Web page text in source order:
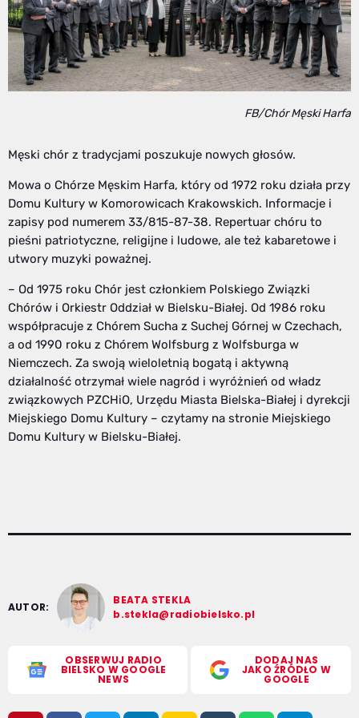
FB/Chór Męski Harfa
Męski chór z tradycjami poszukuje nowych głosów.
Mowa o Chórze Męskim Harfa, który od 1972 roku działa przy
Domu Kultury w Komorowicach Krakowskich. Informacje i
zapisy pod numerem 33/815-87-38. Repertuar chóru to
pieśni patriotyczne, religijne i ludowe, ale też kabaretowe i
utwory muzyki poważnej.
– Od 1975 roku Chór jest członkiem Polskiego Związki
Chórów i Orkiestr Oddział w Bielsku-Białej. Od 1986 roku
współpracuje z Chórem Sucha z Suchej Górnej w Czechach,
a od 1990 roku z Chórem Wolfsburg z Wolfsburga w
Niemczech. Za swoją wieloletnią bogatą i aktywną
działalność otrzymał wiele nagród i wyróżnień od władz
związkowych PZCHiO, Urzędu Miasta Bielska-Białej i dyrekcji
Miejskiego Domu Kultury – czytamy na stronie Miejskiego
Domu Kultury w Bielsku-Białej.
AUTOR:
BEATA STEKLA
b.stekla@radiobielsko.pl
OBSERWUJ RADIO
BIELSKO W GOOGLE
NEWS
DODAJ NAS
JAKO ŹRÓDŁO W
GOOGLE